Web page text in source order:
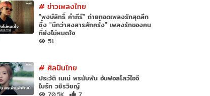
# ข่าวเพลงไทย
"พงษ์สิทธิ์ คำภีร์" ถ่ายทอดเพลงรักสุดลึก
ซึ้ง "นึกว่าสงสารสักครั้ง" เพลงรักของคน
ที่ยังไม่หมดใจ
51
# ศิลปินไทย
ประวัติ เนเน่ พรนับพัน อันฟอลโลว์ไอจี
ไบร์ท วชิรวิชญ์